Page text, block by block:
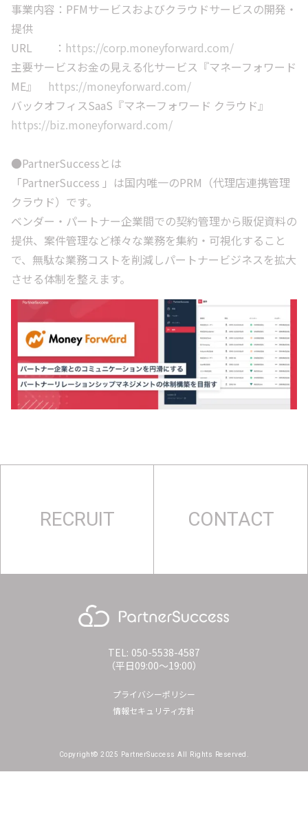
事業内容：PFMサービスおよびクラウドサービスの開発・
提供
URL ： https://corp.moneyforward.com/
主要サービスお金の見える化サービス『マネーフォワード
ME』 https://moneyforward.com/
バックオフィスSaaS『マネーフォワード クラウド』
https://biz.moneyforward.com/
●PartnerSuccessとは
「PartnerSuccess 」は国内唯一のPRM（代理店連携管理
クラウド）です。
ベンダー・パートナー企業間での契約管理から販促資料の
提供、案件管理など様々な業務を集約・可視化すること
で、無駄な業務コストを削減しパートナービジネスを拡大
させる体制を整えます。
RECRUIT CONTACT
TEL: 050-5538-4587
（平日09:00〜19:00）
プライバシーポリシー
情報セキュリティ方針
Copyright© 2025 PartnerSuccess All Rights Reserved.